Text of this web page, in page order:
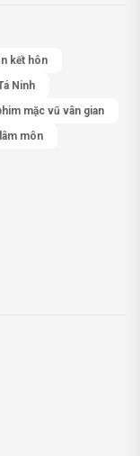
kết hôn
Ninh
mặc vũ vân gian
môn